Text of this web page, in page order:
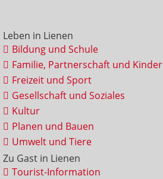
Leben in Lienen
Bildung und Schule
Familie, Partnerschaft und Kinder
Freizeit und Sport
Gesellschaft und Soziales
Kultur
Planen und Bauen
Umwelt und Tiere
Zu Gast in Lienen
Tourist-Information